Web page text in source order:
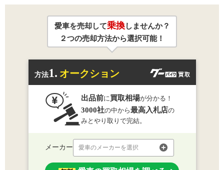
愛車を売却して乗換しませんか？
２つの売却方法から選択可能！
方法1. オークション
出品前に 買取相場が分かる！
3000社の中から最高入札店の
みとやり取りで完結。
メーカー 愛車のメーカーを選択